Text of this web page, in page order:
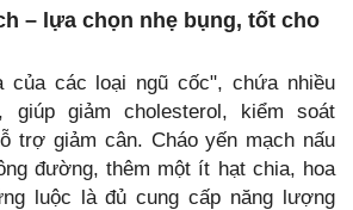
– lựa chọn nhẹ bụng, tốt cho
của các loại ngũ cốc", chứa nhiều
giảm cholesterol, kiểm soát
trợ giảm cân. Cháo yến mạch nấu
đường, thêm một ít hạt chia, hoa
luộc là đủ cung cấp năng lượng